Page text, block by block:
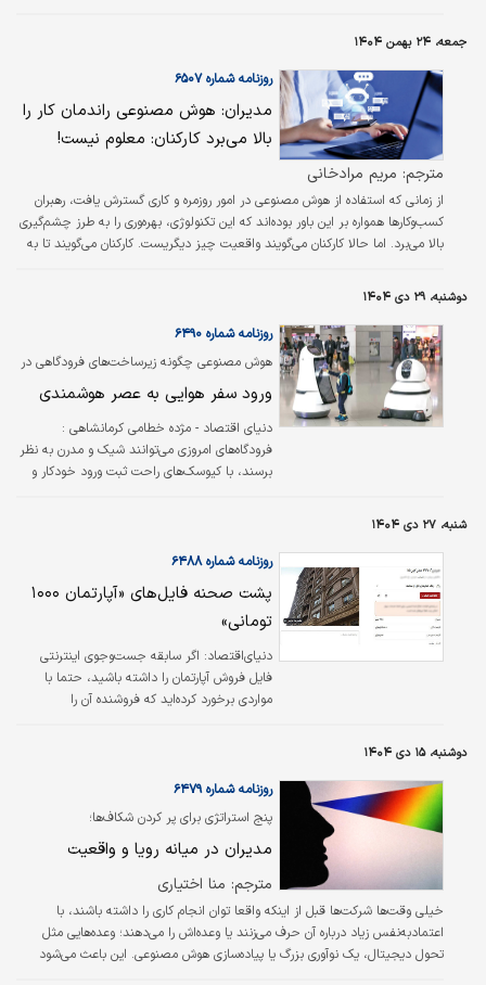
شروع خواهند کرد. اسفند برای حسابدارها فقط ماه پایانی سال نیست، بلکه مثل
خط پایان یک ماراتن طاقت‌فرساست. اسفند، ماهی است که همه چیز باید جمع و
جور، آمارها بسته و پرونده سالی که رو به پایان است، برای همیشه…
جمعه، ۲۴ بهمن ۱۴۰۴
روزنامه شماره ۶۵۰۷
مدیران: هوش مصنوعی راندمان کار را
بالا می‌برد کارکنان: معلوم نیست!
مترجم: مریم مرادخانی
از زمانی که استفاده از هوش مصنوعی در امور روزمره و کاری گسترش یافت، رهبران
کسب‌وکارها همواره بر این باور بوده‌اند که این تکنولوژی، بهره‌وری را به طرز چشم‌گیری
بالا می‌برد. اما حالا کارکنان می‌گویند واقعیت چیز دیگریست. کارکنان می‌گویند تا به
می‌گویند نمی‌دانند چطور از این تکنولوژی در امور کاریشان استفاده کنند و این، آنها را
کلافه کرده. این در حالی‌است که شرکت‌ها دارند مبالغ هنگفتی را خرج هوش
مصنوعی می‌کنند، به این امید که این…
دوشنبه، ۲۹ دی ۱۴۰۴
هوش مصنوعی چگونه زیرساخت‌های فرودگاهی در
جهان را متحول کرد؟
روزنامه شماره ۶۴۹۰
ورود سفر هوایی به عصر هوشمندی
دنیای اقتصاد - مژده خطامی کرمانشاهی :
فرودگاه‌های امروزی می‌توانند شیک و مدرن به نظر
برسند، با کیوسک‌های راحت ثبت ورود خودکار و
فرودگاه‌‌ها اغلب قدیمی است و اگرچه بسیاری از
فرودگاه‌ها، جاه‌طلبی‌های بزرگی برای تحول دیجیتال
دارند، اما در واقع تعداد کمی از آنها به نتایج
قابل اندازه‌گیری دست پیدا می‌کنند.
شنبه، ۲۷ دی ۱۴۰۴
روزنامه شماره ۶۴۸۸
پشت صحنه فایل‌های «آپارتمان ۱۰۰۰
تومانی»
دنیای‌اقتصاد: اگر سابقه جست‌وجوی اینترنتی
فایل فروش آپارتمان را داشته باشید، حتما با
مواردی برخورد کرده‌‌‌‌‌‌‌‌اید که فروشنده آن را
مواجه شوید. جست‌وجوهای اینترنتی نشان
می‌دهد، در رنکینگ ارزان‌‌‌‌‌‌‌‌ترین فایل‌‌‌‌‌‌‌‌ها، قیمت‌ها از
مترمربعی ‌هزار‌تومان، یعنی صدها بار کمتر از
قیمت واقعی مسکن در تهران، شروع می‌شوند و
دوشنبه، ۱۵ دی ۱۴۰۴
پنج استراتژی برای پر کردن شکاف‌ها؛
روزنامه شماره ۶۴۷۹
مدیران در میانه رویا و واقعیت
مترجم: منا اختیاری
خیلی وقت‌ها شرکت‌ها قبل از اینکه واقعا توان انجام کاری را داشته باشند، با
اعتمادبه‌نفس زیاد درباره آن حرف می‌زنند یا وعده‌اش را می‌دهند؛ وعده‌هایی مثل
تحول دیجیتال، یک نوآوری بزرگ یا پیاده‌سازی هوش مصنوعی. این باعث می‌شود